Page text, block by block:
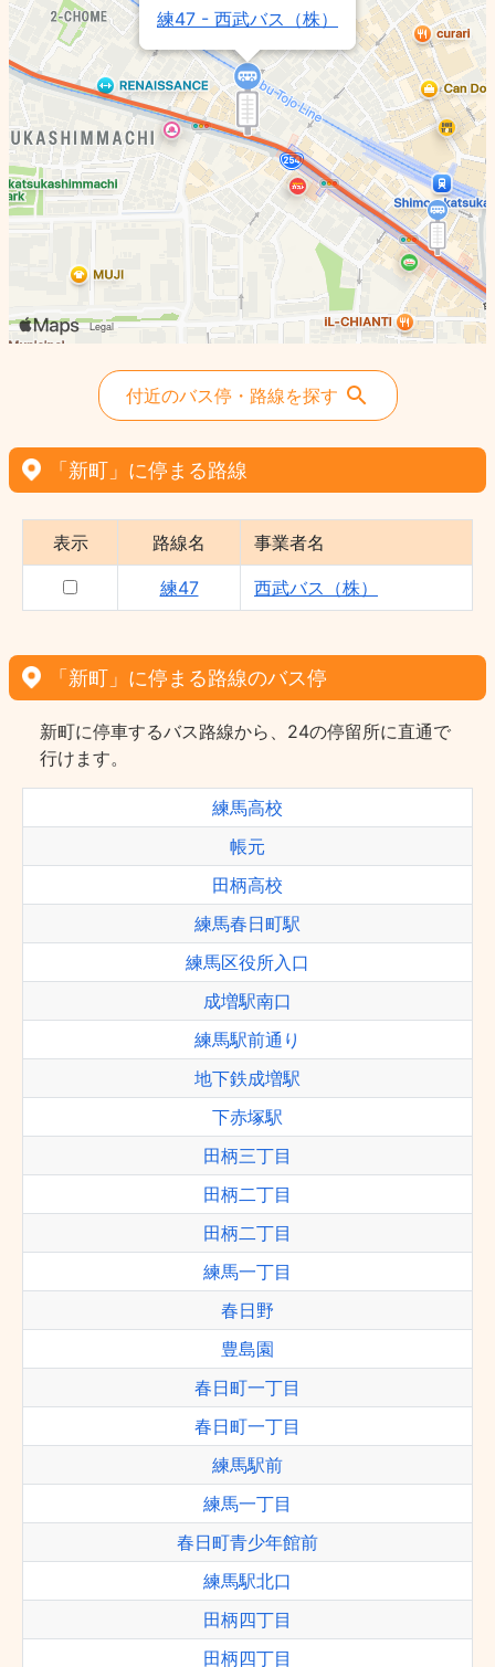
練47 - 西武バス（株）
付近のバス停・路線を探す
「新町」に停まる路線
表示 路線名 事業者名
練47 西武バス（株）
「新町」に停まる路線のバス停
新町に停車するバス路線から、24の停留所に直通で
行けます。
練馬高校
帳元
田柄高校
練馬春日町駅
練馬区役所入口
成増駅南口
練馬駅前通り
地下鉄成増駅
下赤塚駅
田柄三丁目
田柄二丁目
田柄二丁目
練馬一丁目
春日野
豊島園
春日町一丁目
春日町一丁目
練馬駅前
練馬一丁目
春日町青少年館前
練馬駅北口
田柄四丁目
田柄四丁目